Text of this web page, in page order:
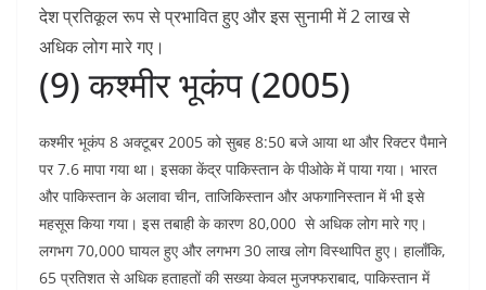
देश प्रतिकूल रूप से प्रभावित हुए और इस सुनामी में 2 लाख से
अधिक लोग मारे गए।
(9) कश्मीर भूकंप (2005)
कश्मीर भूकंप 8 अक्टूबर 2005 को सुबह 8:50 बजे आया था और रिक्टर पैमाने
पर 7.6 मापा गया था। इसका केंद्र पाकिस्तान के पीओके में पाया गया। भारत
और पाकिस्तान के अलावा चीन, ताजिकिस्तान और अफगानिस्तान में भी इसे
महसूस किया गया। इस तबाही के कारण 80,000 से अधिक लोग मारे गए।
लगभग 70,000 घायल हुए और लगभग 30 लाख लोग विस्थापित हुए। हालाँकि,
65 प्रतिशत से अधिक हताहतों की सख्या केवल मुजफ्फराबाद, पाकिस्तान में